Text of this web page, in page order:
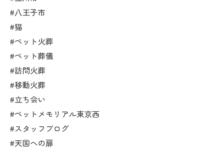
#八王子市
#猫
#ペット火葬
#ペット葬儀
#訪問火葬
#移動火葬
#立ち会い
#ペットメモリアル東京西
#スタッフブログ
#天国への扉